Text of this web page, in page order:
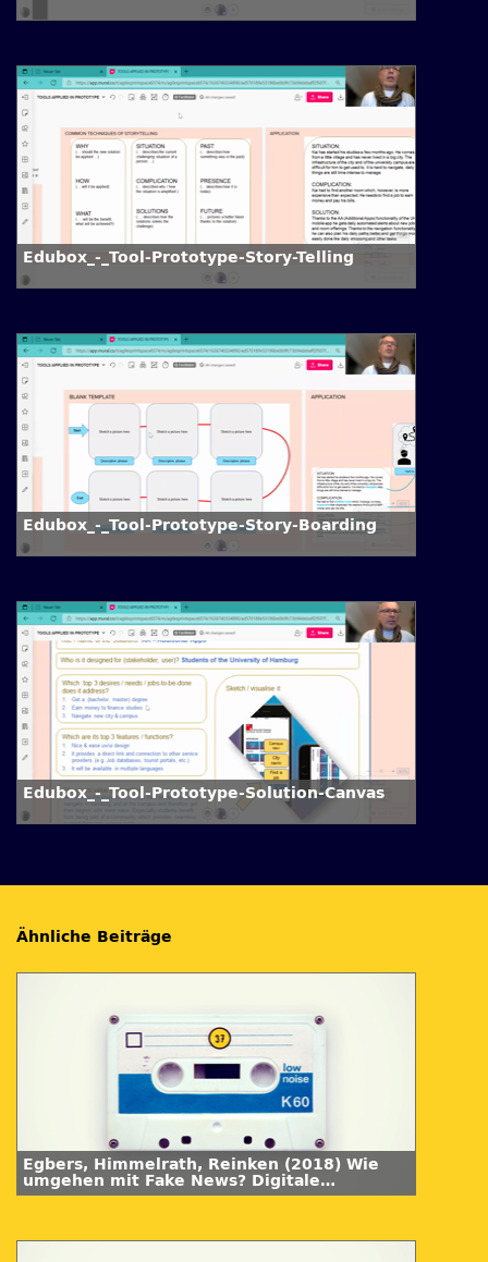
Edubox_-_Tool-Prototype-Story-Telling
Edubox_-_Tool-Prototype-Story-Boarding
Edubox_-_Tool-Prototype-Solution-Canvas
Ähnliche Beiträge
Egbers, Himmelrath, Reinken (2018) Wie
umgehen mit Fake News? Digitale
Kompetenzen für eine zukunftstaugliche